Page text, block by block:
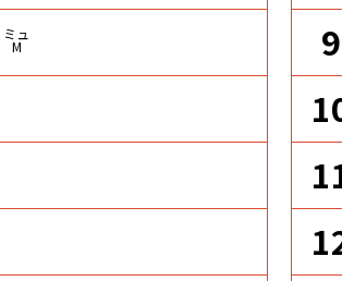
ミュ
M 9